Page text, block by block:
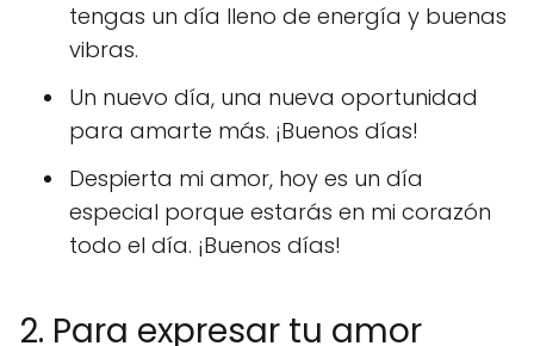
tengas un día lleno de energía y buenas
vibras.
Un nuevo día, una nueva oportunidad
para amarte más. ¡Buenos días!
Despierta mi amor, hoy es un día
especial porque estarás en mi corazón
todo el día. ¡Buenos días!
2. Para expresar tu amor